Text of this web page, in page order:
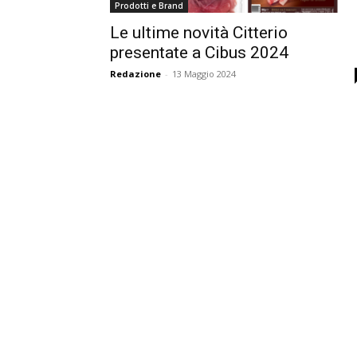
Prodotti e Brand
Le ultime novità Citterio
presentate a Cibus 2024
Redazione - 13 Maggio 2024